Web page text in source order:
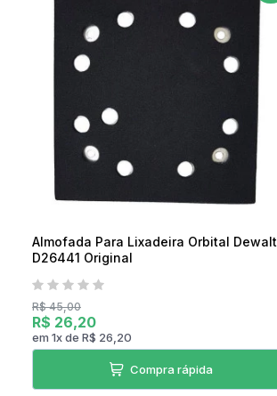
Almofada Para Lixadeira Orbital Dewalt
D26441 Original
R$ 45,00
R$ 26,20
em 1xde R$ 26,20
Compra rápida